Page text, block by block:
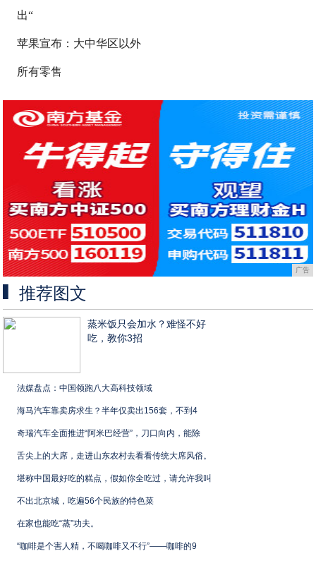
出“
苹果宣布：大中华区以外
所有零售
广告
推荐图文
蒸米饭只会加水？难怪不好
吃，教你3招
法媒盘点：中国领跑八大高科技领域
海马汽车靠卖房求生？半年仅卖出156套，不到4
奇瑞汽车全面推进“阿米巴经营”，刀口向内，能除
舌尖上的大席，走进山东农村去看看传统大席风俗。
堪称中国最好吃的糕点，假如你全吃过，请允许我叫
不出北京城，吃遍56个民族的特色菜
在家也能吃“蒸”功夫。
“咖啡是个害人精，不喝咖啡又不行”——咖啡的9